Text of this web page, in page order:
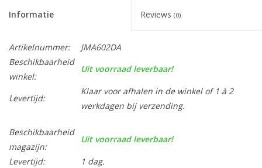
Informatie Reviews (0)
Artikelnummer:
JMA602DA
Beschikbaarheid
winkel:
Uit voorraad leverbaar!
Levertijd:
Klaar voor afhalen in de winkel of 1 à 2
werkdagen bij verzending.
Beschikbaarheid
magazijn:
Uit voorraad leverbaar!
Levertijd:
1 dag.